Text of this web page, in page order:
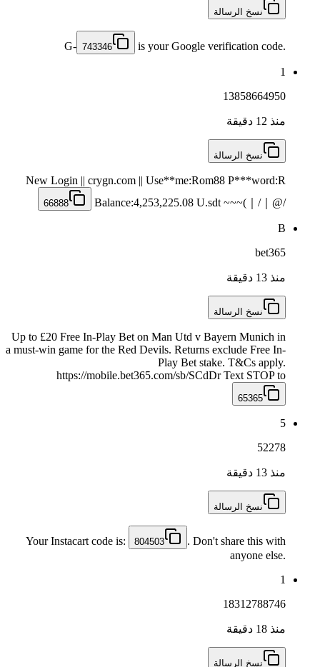
نسخ الرسالة
G- 743346 is your Google verification code.
1
13858664950
منذ 12 دقيقة
نسخ الرسالة
New Login || crygn.com || Use**me:Rom88 P***word:R
66888 Balance:4,253,225.08 U.sdt ~~~(｜/｜@/
B
bet365
منذ 13 دقيقة
نسخ الرسالة
Up to £20 Free In-Play Bet on Man Utd v Bayern Munich in
a must-win game for the Red Devils. Returns exclude Free In-
Play Bet stake. T&Cs apply.
https://mobile.bet365.com/sb/SCdDr Text STOP to
65365
5
52278
منذ 13 دقيقة
نسخ الرسالة
Your Instacart code is: 804503
. Don't share this with
anyone else.
1
18312788746
منذ 18 دقيقة
نسخ الرسالة